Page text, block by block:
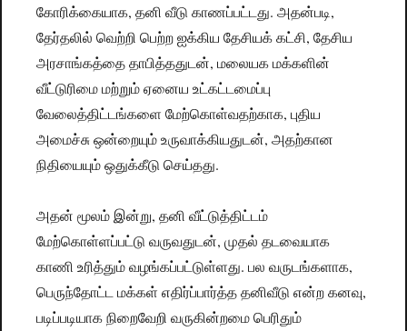
கோரிக்கையாக, தனி வீடு காணப்பட்டது. அதன்படி,
தேர்தலில் வெற்றி பெற்ற ஐக்கிய தேசியக் கட்சி, தேசிய
அரசாங்கத்தை தாபித்ததுடன், மலையக மக்களின்
வீட்டுரிமை மற்றும் ஏனைய உட்கட்டமைப்பு
வேலைத்திட்டங்களை மேற்கொள்வதற்காக, புதிய
அமைச்சு ஒன்றையும் உருவாக்கியதுடன், அதற்கான
நிதியையும் ஒதுக்கீடு செய்தது.
அதன் மூலம் இன்று, தனி வீட்டுத்திட்டம்
மேற்கொள்ளப்பட்டு வருவதுடன், முதல் தடவையாக
காணி உரித்தும் வழங்கப்பட்டுள்ளது. பல வருடங்களாக,
பெருந்தோட்ட மக்கள் எதிர்ப்பார்த்த தனிவீடு என்ற கனவு,
படிப்படியாக நிறைவேறி வருகின்றமை பெரிதும்